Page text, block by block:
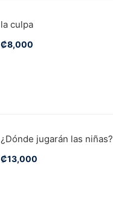
la culpa
₡8,000
¿Dónde jugarán las niñas?
₡13,000